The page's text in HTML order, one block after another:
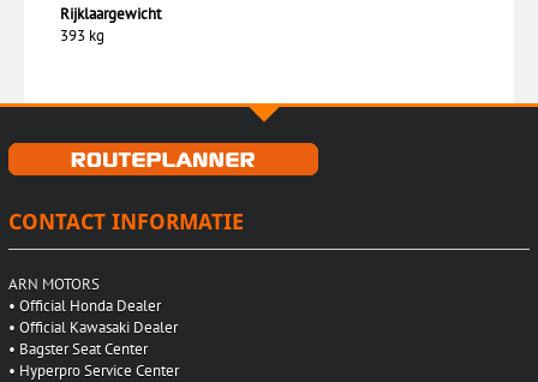
Rijklaargewicht
393 kg
CONTACT INFORMATIE
ARN MOTORS
• Official Honda Dealer
• Official Kawasaki Dealer
• Bagster Seat Center
• Hyperpro Service Center